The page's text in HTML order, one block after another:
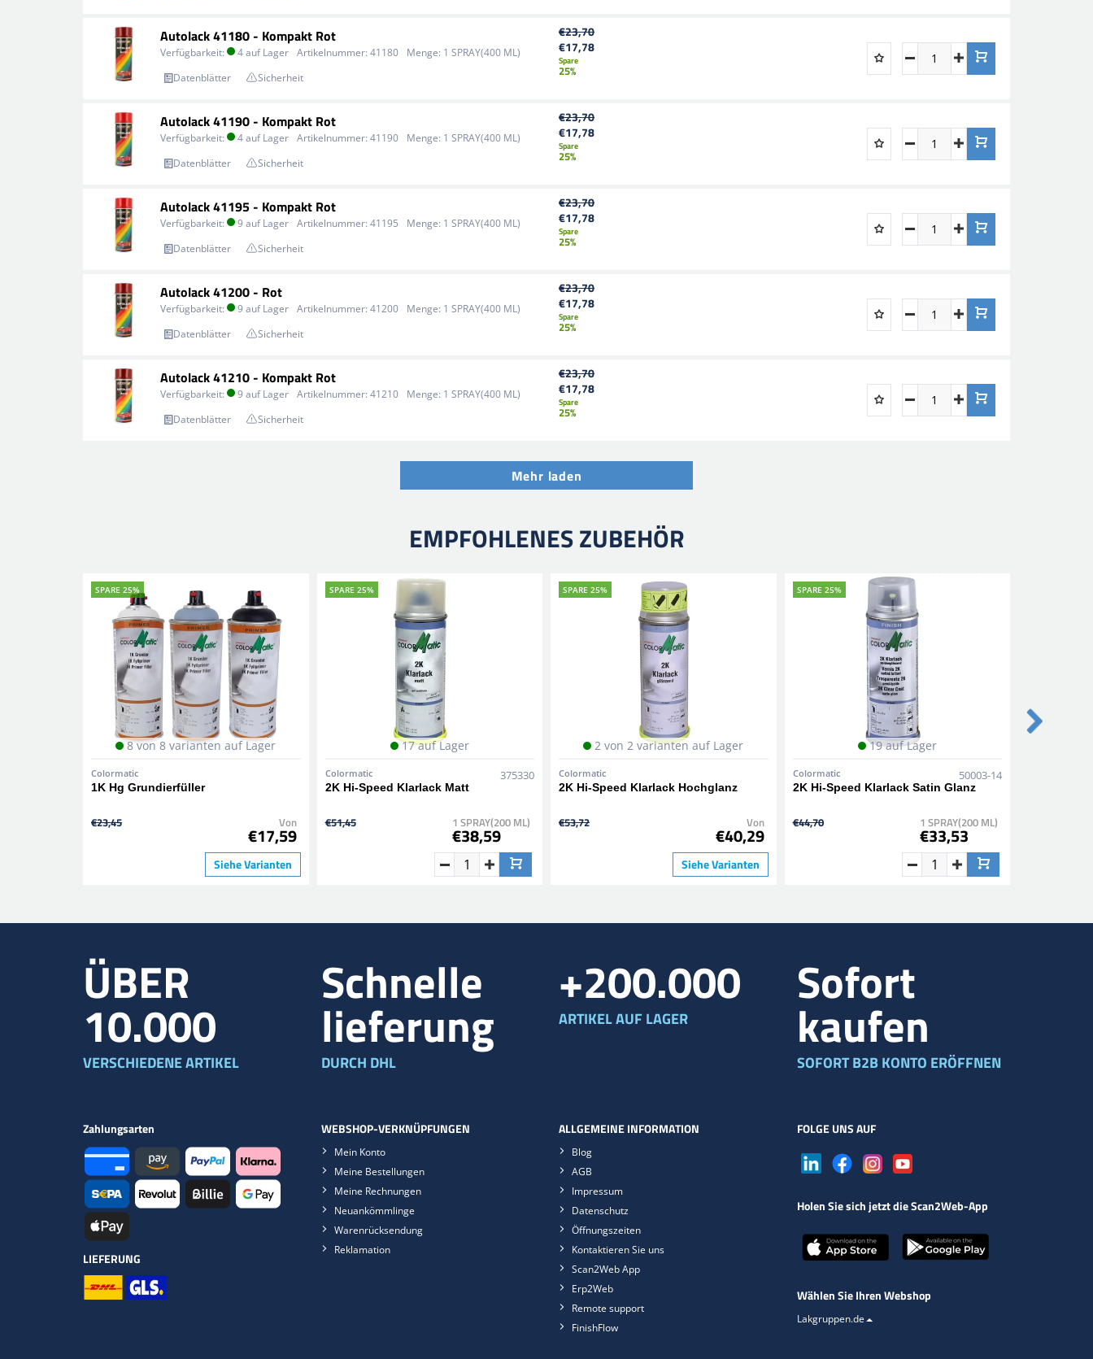
Autolack 41180 - Kompakt Rot
Verfügbarkeit: 4 auf Lager Artikelnummer: 41180 Menge: 1 SPRAY(400 ML)
Datenblätter
Sicherheit
€23,70
€17,78
Spare
25%
Autolack 41190 - Kompakt Rot
Verfügbarkeit: 4 auf Lager Artikelnummer: 41190 Menge: 1 SPRAY(400 ML)
Datenblätter
Sicherheit
€23,70
€17,78
Spare
25%
Autolack 41195 - Kompakt Rot
Verfügbarkeit: 9 auf Lager Artikelnummer: 41195 Menge: 1 SPRAY(400 ML)
Datenblätter
Sicherheit
€23,70
€17,78
Spare
25%
Autolack 41200 - Rot
Verfügbarkeit: 9 auf Lager Artikelnummer: 41200 Menge: 1 SPRAY(400 ML)
Datenblätter
Sicherheit
€23,70
€17,78
Spare
25%
Autolack 41210 - Kompakt Rot
Verfügbarkeit: 9 auf Lager Artikelnummer: 41210 Menge: 1 SPRAY(400 ML)
Datenblätter
Sicherheit
€23,70
€17,78
Spare
25%
Mehr laden
EMPFOHLENES ZUBEHÖR
SPARE 25%
8 von 8 varianten auf Lager
Colormatic
1K Hg Grundierfüller
€23,45 Von
€17,59
Siehe Varianten
SPARE 25%
17 auf Lager
Colormatic 375330
2K Hi-Speed Klarlack Matt
€51,45 1 SPRAY(200 ML)
€38,59
SPARE 25%
2 von 2 varianten auf Lager
Colormatic
2K Hi-Speed Klarlack Hochglanz
€53,72 Von
€40,29
Siehe Varianten
SPARE 25%
19 auf Lager
Colormatic 50003-14
2K Hi-Speed Klarlack Satin Glanz
€44,70 1 SPRAY(200 ML)
€33,53
ÜBER
10.000
VERSCHIEDENE ARTIKEL
Schnelle
lieferung
DURCH DHL
+200.000
ARTIKEL AUF LAGER
Sofort
kaufen
SOFORT B2B KONTO ERÖFFNEN
Zahlungsarten
LIEFERUNG
WEBSHOP-VERKNÜPFUNGEN
Mein Konto
Meine Bestellungen
Meine Rechnungen
Neuankömmlinge
Warenrücksendung
Reklamation
ALLGEMEINE INFORMATION
Blog
AGB
Impressum
Datenschutz
Öffnungszeiten
Kontaktieren Sie uns
Scan2Web App
Erp2Web
Remote support
FinishFlow
FOLGE UNS AUF
Holen Sie sich jetzt die Scan2Web-App
Wählen Sie Ihren Webshop
Lakgruppen.de